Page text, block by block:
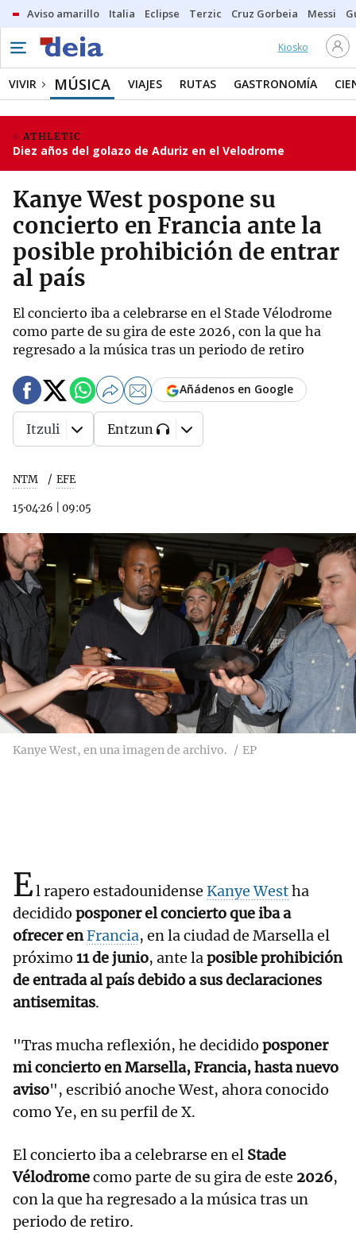
Aviso amarillo Italia Eclipse Terzic Cruz Gorbeia Messi
Kiosko
VIVIR MÚSICA VIAJES RUTAS GASTRONOMÍA
ATHLETIC
Diez años del golazo de Aduriz en el Velodrome
Kanye West pospone su
concierto en Francia ante la
posible prohibición de entrar
al país
El concierto iba a celebrarse en el Stade Vélodrome
como parte de su gira de este 2026, con la que ha
regresado a la música tras un periodo de retiro
NTM EFE
15·04·26 09:05
Añádenos en Google
Itzuli Entzun
Kanye West, en una imagen de archivo. EP
El rapero estadounidense Kanye Westha
decidido posponer el concierto que iba a
ofrecer enFrancia, en la ciudad de Marsella el
próximo 11 de junio, ante laposible prohibición
de entrada al país debido a sus declaraciones
antisemitas.
"Tras mucha reflexión, he decidido posponer
mi concierto en Marsella, Francia, hasta nuevo
aviso", escribió anoche West, ahora conocido
como Ye, en su perfil de X.
El concierto iba a celebrarse en el Stade
Vélodromecomo parte de su gira de este 2026,
con la que ha regresado a la música tras un
periodo de retiro.